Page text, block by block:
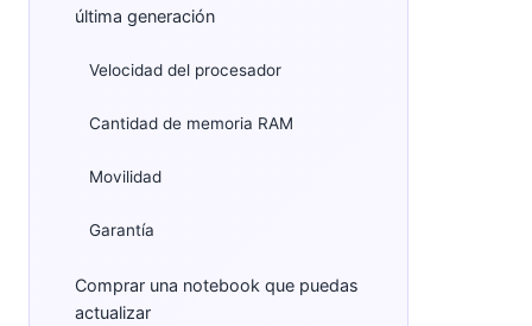
última generación
Velocidad del procesador
Cantidad de memoria RAM
Movilidad
Garantía
Comprar una notebook que puedas
actualizar